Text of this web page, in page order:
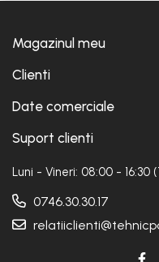
Magazinul meu
Clienti
Date comerciale
Suport clienti
Luni - Vineri: 08:00 -
0746.30.30.17